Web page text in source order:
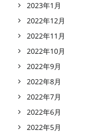
2023年1月
2022年12月
2022年11月
2022年10月
2022年9月
2022年8月
2022年7月
2022年6月
2022年5月